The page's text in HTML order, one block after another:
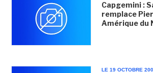
Capgemini :
remplace
Amérique du
LE 19 OCTOBRE